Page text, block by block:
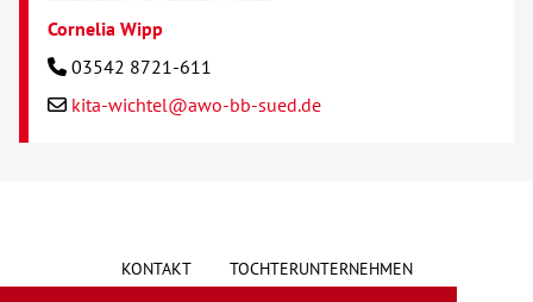
Cornelia Wipp
03542 8721-611
kita-wichtel@awo-bb-sued.de
KONTAKT TOCHTERUNTERNEHMEN